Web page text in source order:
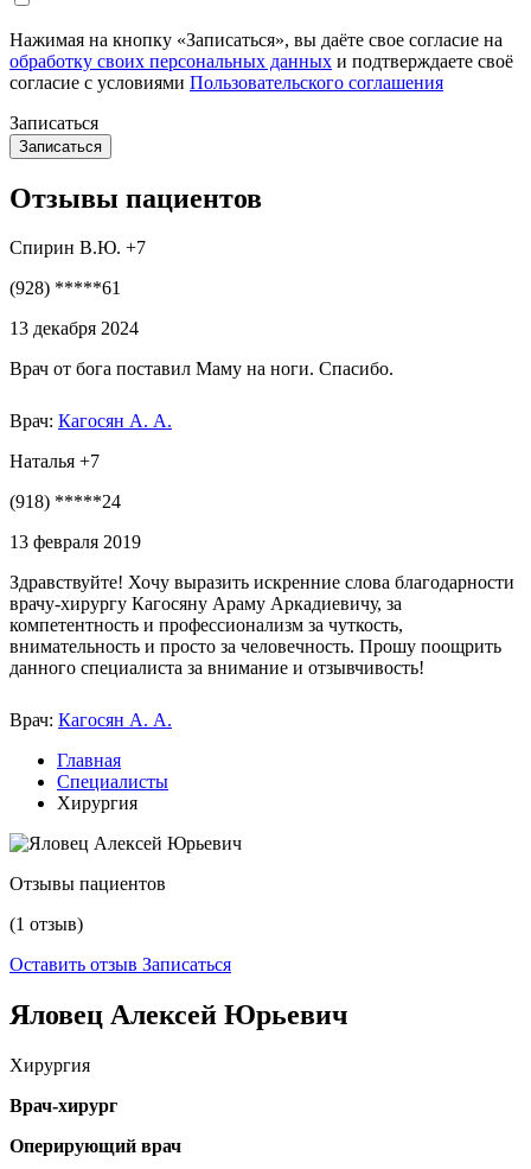
Нажимая на кнопку «Записаться», вы даёте свое согласие на
обработку своих персональных данных и подтверждаете своё
согласие с условиями Пользовательского соглашения
Записаться
Отзывы пациентов
Спирин В.Ю. +7
(928) *****61
13 декабря 2024
Врач от бога поставил Маму на ноги. Спасибо.
Врач: Кагосян А. А.
Наталья +7
(918) *****24
13 февраля 2019
Здравствуйте! Хочу выразить искренние слова благодарности
врачу-хирургу Кагосяну Араму Аркадиевичу, за
компетентность и профессионализм за чуткость,
внимательность и просто за человечность. Прошу поощрить
данного специалиста за внимание и отзывчивость!
Врач: Кагосян А. А.
Главная
Специалисты
Хирургия
Отзывы пациентов
(1 отзыв)
Оставить отзыв Записаться
Яловец Алексей Юрьевич
Хирургия
Врач-хирург
Оперирующий врач